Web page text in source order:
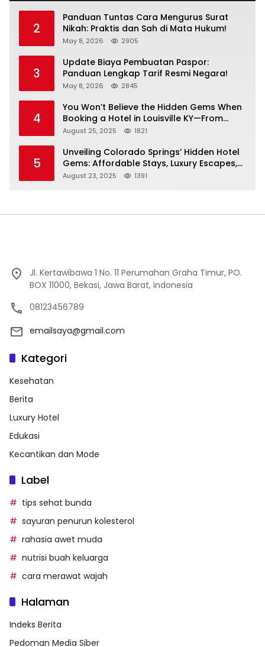
2
Panduan Tuntas Cara Mengurus Surat
Nikah: Praktis dan Sah di Mata Hukum!
May 8, 2026 2905
3
Update Biaya Pembuatan Paspor:
Panduan Lengkap Tarif Resmi Negara!
May 8, 2026 2845
4
You Won’t Believe the Hidden Gems When
Booking a Hotel in Louisville KY—From
Cheap to Luxe!
August 25, 2025 1821
5
Unveiling Colorado Springs’ Hidden Hotel
Gems: Affordable Stays, Luxury Escapes,
and Everything In Between!
August 23, 2025 1391
Jl. Kertawibawa 1 No. 11 Perumahan Graha Timur, PO.
BOX 11000, Bekasi, Jawa Barat, Indonesia
08123456789
emailsaya@gmail.com
Kategori
Kesehatan
Berita
Luxury Hotel
Edukasi
Kecantikan dan Mode
Label
tips sehat bunda
sayuran penurun kolesterol
rahasia awet muda
nutrisi buah keluarga
cara merawat wajah
Halaman
Indeks Berita
Pedoman Media Siber